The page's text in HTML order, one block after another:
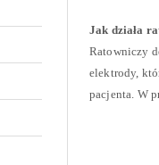
Jak działa
Ratowniczy
elektrody,
pacjenta. W